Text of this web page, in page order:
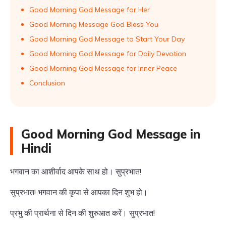
Good Morning God Message for Her
Good Morning Message God Bless You
Good Morning God Message to Start Your Day
Good Morning God Message for Daily Devotion
Good Morning God Message for Inner Peace
Conclusion
Good Morning God Message in
Hindi
भगवान का आशीर्वाद आपके साथ हो। सुप्रभात!
सुप्रभात! भगवान की कृपा से आपका दिन शुभ हो।
प्रभु की प्रार्थना से दिन की शुरुआत करें। सुप्रभात!